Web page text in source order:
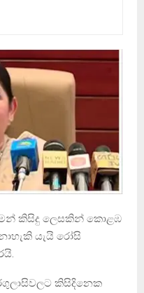
කිසිදු ලෙසකින් කොළඹ
යැයි රෝසි
කිසිදිනෙක